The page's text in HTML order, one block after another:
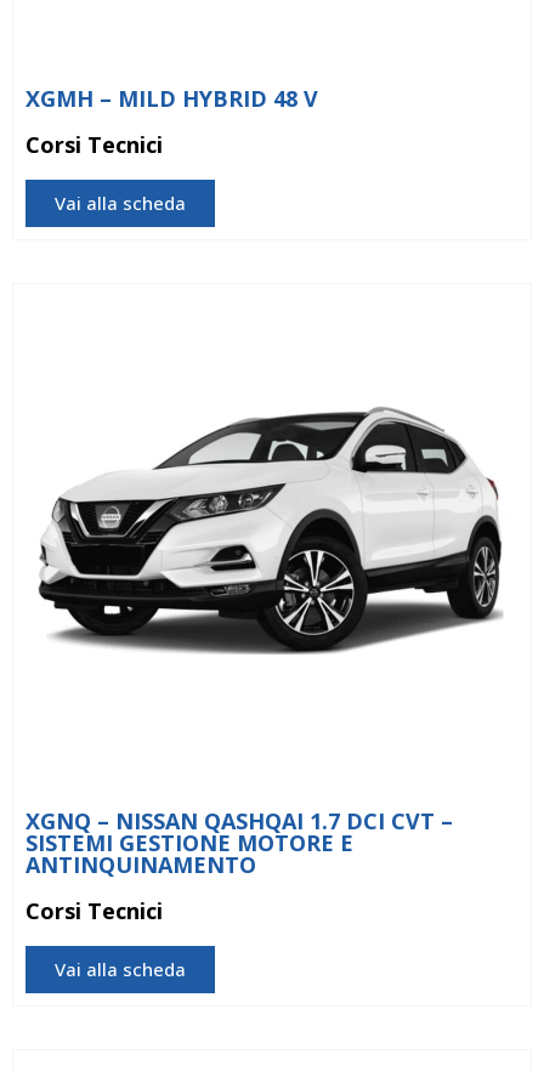
XGMH – MILD HYBRID 48 V
Corsi Tecnici
Vai alla scheda
XGNQ – NISSAN QASHQAI 1.7 DCI CVT –
SISTEMI GESTIONE MOTORE E
ANTINQUINAMENTO
Corsi Tecnici
Vai alla scheda